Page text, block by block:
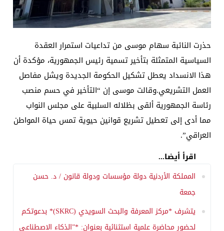
حذرت النائبة سهام موسى من تداعيات استمرار العقدة
السياسية المتمثلة بتأخير تسمية رئيس الجمهورية، مؤكدة أن
هذا الانسداد يعطل تشكيل الحكومة الجديدة ويشل مفاصل
العمل التشريعي.وقالت موسى إن “التأخير في حسم منصب
رئاسة الجمهورية ألقى بظلاله السلبية على مجلس النواب
مما أدى إلى تعطيل تشريع قوانين حيوية تمس حياة المواطن
العراقي”.
اقرأ أيضا...
المملكة الأردنية دولة مؤسسات ودولة قانون / د. حسن
جمعة
يتشرف *مركز المعرفة والبحث السويدي (SKRC)* بدعوتكم
لحضور محاضرة علمية استثنائية بعنوان: *”الذكاء الاصطناعي